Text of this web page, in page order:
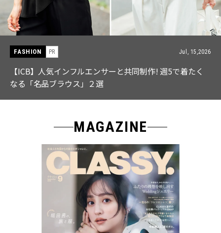
FASHION PR Jul, 15,2026
【ICB】人気インフルエンサーと共同制作! 週5で着たく
なる「名品ブラウス」２選
MAGAZINE